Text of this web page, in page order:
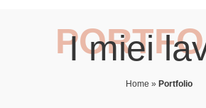
I miei
Home » Portfolio